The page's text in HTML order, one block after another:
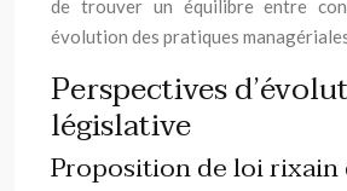
de trouver un équilibre entre
évolution des pratiques
Perspectives
législative
Proposition de loi rixain